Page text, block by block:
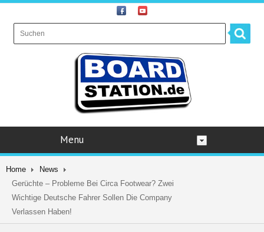
Menu
Home
News
Gerüchte – Probleme Bei Circa Footwear? Zwei
Wichtige Deutsche Fahrer Sollen Die Company
Verlassen Haben!